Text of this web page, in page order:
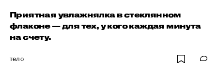
Приятная увлажнялка в стеклянном
флаконе — для тех, у кого каждая минута
на счету.
тело